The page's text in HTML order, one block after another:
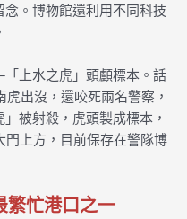
。博物館還利用不同科技
上水之虎」頭顱標本。話
出沒，還咬死兩名警察，
被射殺，虎頭製成標本，
門上方，目前保存在警隊博
繁忙港口之一